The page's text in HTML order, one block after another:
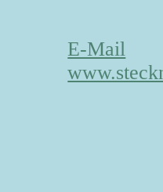
E-Mail